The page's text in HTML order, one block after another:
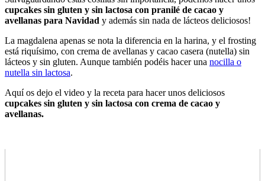
cupcakes sin gluten y sin lactosa con pranilé de cacao y
avellanas para Navidad y además sin nada de lácteos deliciosos!
La magdalena apenas se nota la diferencia en la harina, y el frosting
está riquísimo, con crema de avellanas y cacao casera (nutella) sin
lácteos y sin gluten. Aunque también podéis hacer una nocilla o
nutella sin lactosa.
Aquí os dejo el video y la receta para hacer unos deliciosos
cupcakes sin gluten y sin lactosa con crema de cacao y
avellanas.